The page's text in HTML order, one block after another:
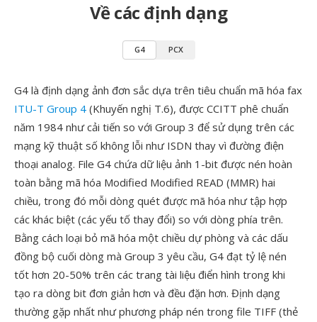
Về các định dạng
G4 PCX
G4 là định dạng ảnh đơn sắc dựa trên tiêu chuẩn mã hóa fax
ITU-T Group 4 (Khuyến nghị T.6), được CCITT phê chuẩn
năm 1984 như cải tiến so với Group 3 để sử dụng trên các
mạng kỹ thuật số không lỗi như ISDN thay vì đường điện
thoại analog. File G4 chứa dữ liệu ảnh 1-bit được nén hoàn
toàn bằng mã hóa Modified Modified READ (MMR) hai
chiều, trong đó mỗi dòng quét được mã hóa như tập hợp
các khác biệt (các yếu tố thay đổi) so với dòng phía trên.
Bằng cách loại bỏ mã hóa một chiều dự phòng và các dấu
đồng bộ cuối dòng mà Group 3 yêu cầu, G4 đạt tỷ lệ nén
tốt hơn 20-50% trên các trang tài liệu điển hình trong khi
tạo ra dòng bit đơn giản hơn và đều đặn hơn. Định dạng
thường gặp nhất như phương pháp nén trong file TIFF (thẻ